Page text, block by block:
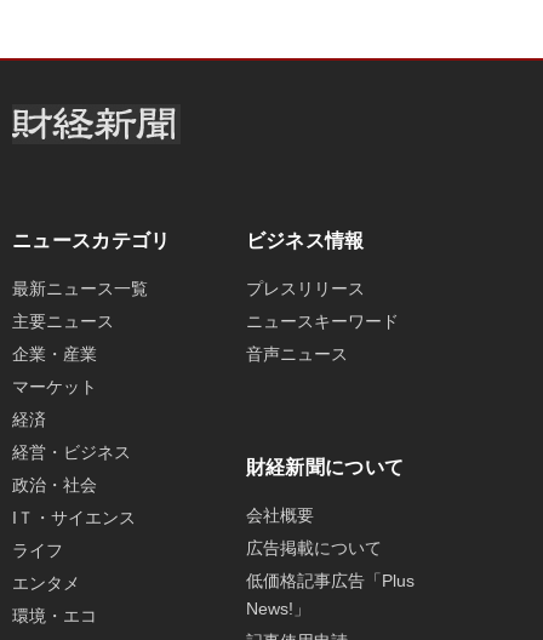
ニュースカテゴリ
最新ニュース一覧
主要ニュース
企業・産業
マーケット
経済
経営・ビジネス
政治・社会
IＴ・サイエンス
ライフ
エンタメ
環境・エコ
ビジネス情報
プレスリリース
ニュースキーワード
音声ニュース
財経新聞について
会社概要
広告掲載について
低価格記事広告「Plus
News!」